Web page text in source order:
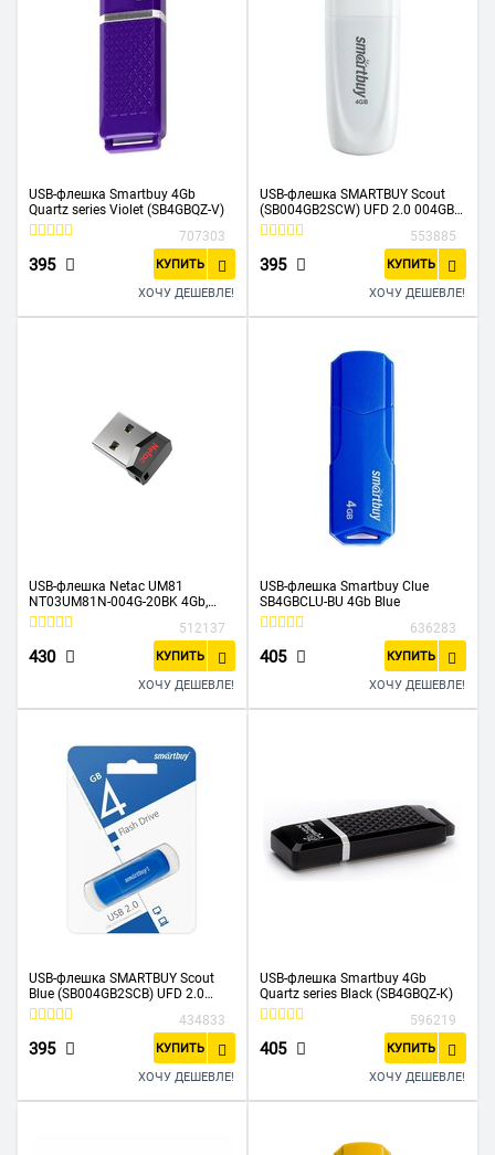
USB-флешка Smartbuy 4Gb
Quartz series Violet (SB4GBQZ-V)
707303
395 КУПИТЬ
ХОЧУ ДЕШЕВЛЕ!
USB-флешка SMARTBUY Scout
(SB004GB2SCW) UFD 2.0 004GB
White
553885
395 КУПИТЬ
ХОЧУ ДЕШЕВЛЕ!
USB-флешка Netac UM81
NT03UM81N-004G-20BK 4Gb,
USB2.0, Ultra compact
512137
430 КУПИТЬ
ХОЧУ ДЕШЕВЛЕ!
USB-флешка Smartbuy Clue
SB4GBCLU-BU 4Gb Blue
636283
405 КУПИТЬ
ХОЧУ ДЕШЕВЛЕ!
USB-флешка SMARTBUY Scout
Blue (SB004GB2SCB) UFD 2.0
004GB синий
434833
395 КУПИТЬ
ХОЧУ ДЕШЕВЛЕ!
USB-флешка Smartbuy 4Gb
Quartz series Black (SB4GBQZ-K)
596219
405 КУПИТЬ
ХОЧУ ДЕШЕВЛЕ!